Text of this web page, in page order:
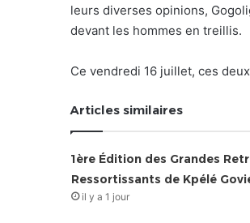
leurs diverses opinions,
devant les hommes en treillis.
Ce vendredi 16 juillet, ces
Articles similaires
1ère Édition des Grandes
Ressortissants de Kpélé
il y a 1 jour